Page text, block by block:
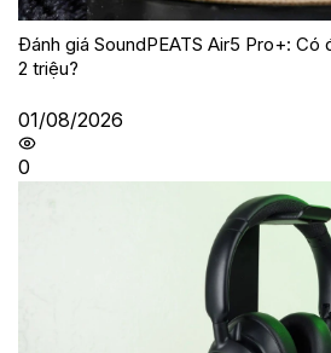
Đánh giá SoundPEATS Air5 Pro+: Có
2 triệu?
01/08/2026
0